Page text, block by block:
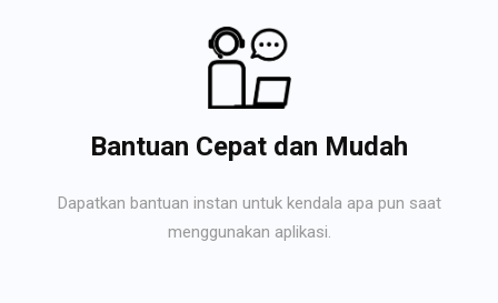
Bantuan Cepat dan Mudah
Dapatkan bantuan instan untuk kendala apa pun saat
menggunakan aplikasi.